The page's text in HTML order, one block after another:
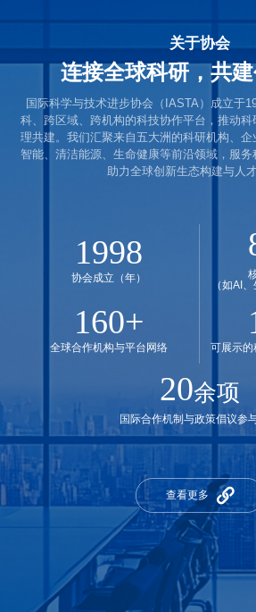
关于协会
连接全球科研，共
国际科学与技术进步协会（IASTA）成立于
科、跨区域、跨机构的科技协作平台，推动
理共建。我们汇聚来自五大洲的科研机构、
智能、清洁能源、生命健康等前沿领域，服务
助力全球创新生态构建与人才
1998
协会成立（年）
（如AI
160+
全球合作机构与平台网络 可展示的
20余项
国际合作机制与政策倡议参
查看更多